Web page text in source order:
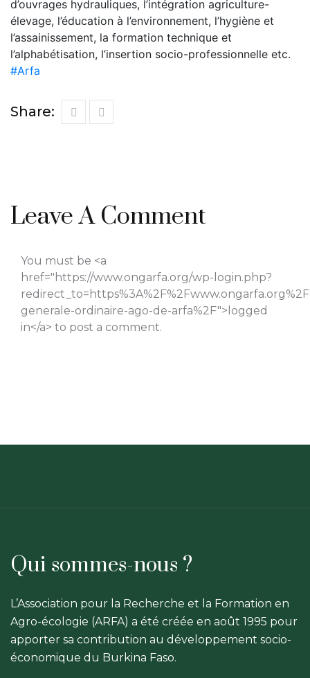
d’ouvrages hydrauliques, l’intégration agriculture-
élevage, l’éducation à l’environnement, l’hygiène et
l’assainissement, la formation technique et
l’alphabétisation, l’insertion socio-professionnelle etc.
#Arfa
Share:
Leave A Comment
You must be <a
href="https://www.ongarfa.org/wp-login.php?
generale-ordinaire-ago-de-arfa%2F">logged
in</a> to post a comment.
Qui sommes-nous ?
L’Association pour la Recherche et la Formation en
Agro-écologie (ARFA) a été créée en août 1995 pour
apporter sa contribution au développement socio-
économique du Burkina Faso.